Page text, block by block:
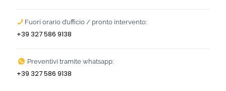
Fuori orario d’ufficio / pronto intervento:
+39 327 586 9138
Preventivi tramite whatsapp:
+39 327 586 9138